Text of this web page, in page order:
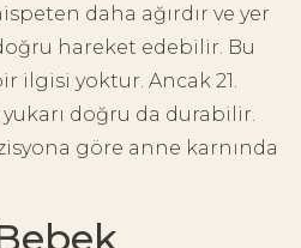
daha ağırdır ve yer
hareket edebilir. Bu
ilgisi yoktur. Ancak 21.
doğru da durabilir.
göre anne karnında